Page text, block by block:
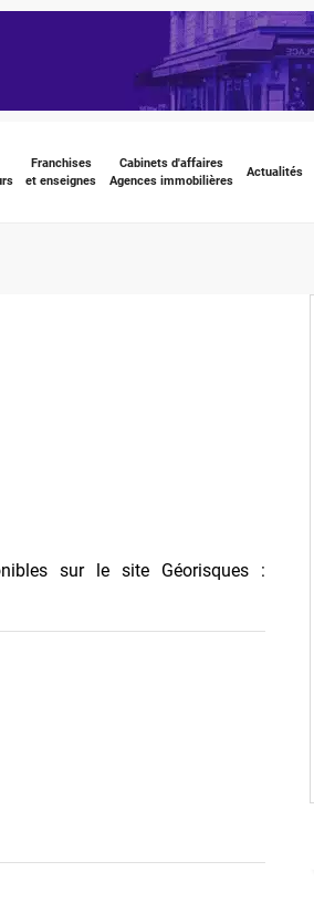
Franchises
et enseignes
Cabinets d'affaires
Agences immobilières
Actualités
sur le site Géorisques :